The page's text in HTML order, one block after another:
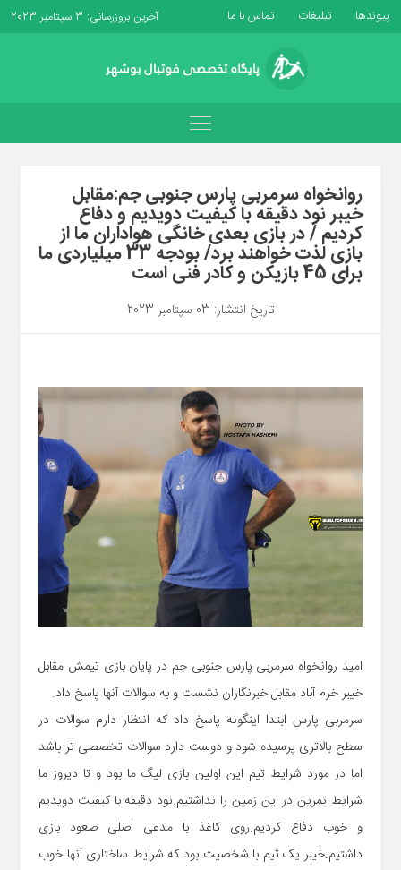
پیوندها تبلیغات تماس با ما آخرین بروزرسانی: 3 سپتامبر 2023
روانخواه سرمربی پارس جنوبی جم:مقابل
خیبر نود دقیقه با کیفیت دویدیم و دفاع
کردیم / در بازی بعدی خانگی هواداران ما از
بازی لذت خواهند برد/ بودجه 33 میلیاردی ما
برای 45 بازیکن و کادر فنی است
تاریخ انتشار: 03 سپتامبر 2023
امید روانخواه سرمربی پارس جنوبی جم در پایان بازی تیمش مقابل
خیبر خرم آباد مقابل خبرنگاران نشست و به سوالات آنها پاسخ داد.
سرمربی پارس ابتدا اینگونه پاسخ داد که انتظار دارم سوالات در
سطح بالاتری پرسیده شود و دوست دارد سوالات تخصصی تر باشد
اما در مورد شرایط تیم این اولین بازی لیگ ما بود و تا دیروز ما
شرایط تمرین در این زمین را نداشتیم.نود دقیقه با کیفیت دویدیم
و خوب دفاع کردیم.روی کاغذ با مدعی اصلی صعود بازی
داشتیم.خیبر یک تیم با شخصیت بود که شرایط ساختاری آنها خوب